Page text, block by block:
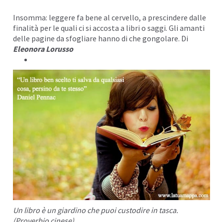
Insomma: leggere fa bene al cervello, a prescindere dalle
finalità per le quali ci si accosta a libri o saggi. Gli amanti
delle pagine da sfogliare hanno di che gongolare. Di
Eleonora Lorusso
Un libro è un giardino che puoi custodire in tasca.